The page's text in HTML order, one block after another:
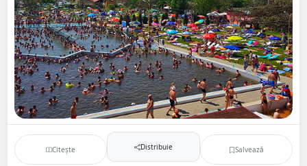
Citește Distribuie Salvează